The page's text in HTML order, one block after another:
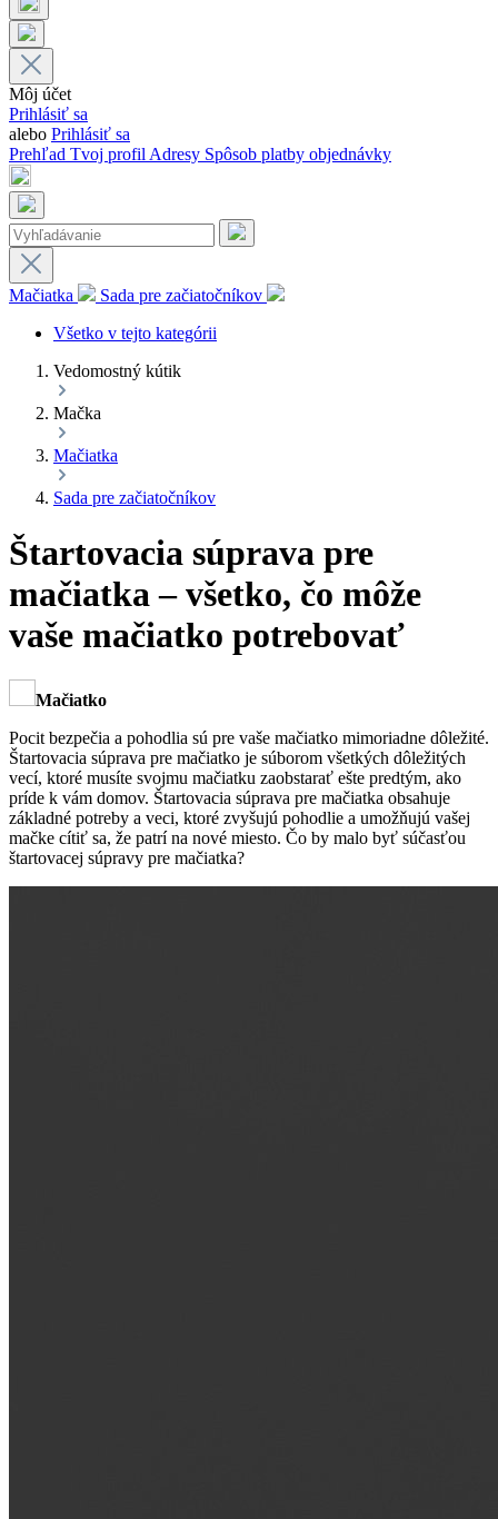
Môj účet
Prihlásiť sa
alebo Prihlásiť sa
Prehľad Tvoj profilAdresy Spôsob platby objednávky
Mačiatka
Sada pre začiatočníkov
Všetko v tejto kategórii
Vedomostný kútik
Mačka
Mačiatka
Sada pre začiatočníkov
Štartovacia súprava pre
mačiatka – všetko, čo môže
vaše mačiatko potrebovať
Mačiatko
Pocit bezpečia a pohodlia sú pre vaše mačiatko mimoriadne dôležité.
Štartovacia súprava pre mačiatko je súborom všetkých dôležitých
vecí, ktoré musíte svojmu mačiatku zaobstarať ešte predtým, ako
príde k vám domov. Štartovacia súprava pre mačiatka obsahuje
základné potreby a veci, ktoré zvyšujú pohodlie a umožňujú vašej
mačke cítiť sa, že patrí na nové miesto. Čo by malo byť súčasťou
štartovacej súpravy pre mačiatka?